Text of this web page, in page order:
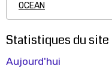
OCEAN
Statistiques du site
Aujourd'hui